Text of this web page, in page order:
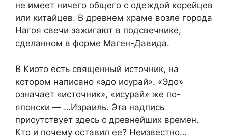
не имеет ничего общего с одеждой корейцев
или китайцев. В древнем храме возле города
Нагоя свечи зажигают в подсвечнике,
сделанном в форме Маген-Давида.
В Киото есть священный источник, на
котором написано «эдо исурай». «Эдо»
означает «источник», «исурай» же по-
японски — …Израиль. Эта надпись
присутствует здесь с древнейших времен.
Кто и почему оставил ее? Неизвестно…